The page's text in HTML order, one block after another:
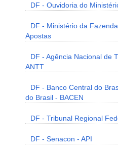
DF - Ouvidoria do
DF - Ministério da
Apostas
DF - Agência Nacional de
ANTT
DF - Banco Central do
do Brasil - BACEN
DF - Tribunal Regional
DF - Senacon - API